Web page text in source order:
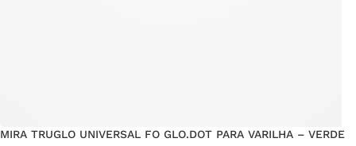
MIRA TRUGLO UNIVERSAL FO GLO.DOT PARA VARILHA – VERDE